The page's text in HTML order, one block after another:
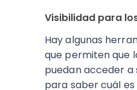
Visibilidad para
Hay algunas
que permiten que
puedan acceder a
para saber cuál